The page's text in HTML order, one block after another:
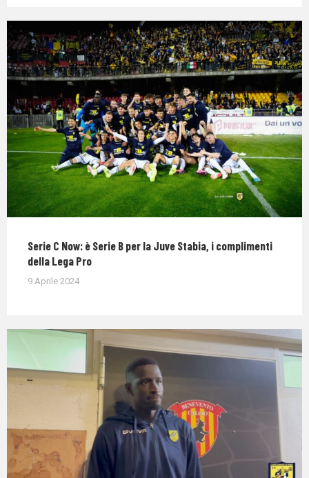
Serie C Now: è Serie B per la Juve Stabia, i complimenti
della Lega Pro
9 Aprile 2024